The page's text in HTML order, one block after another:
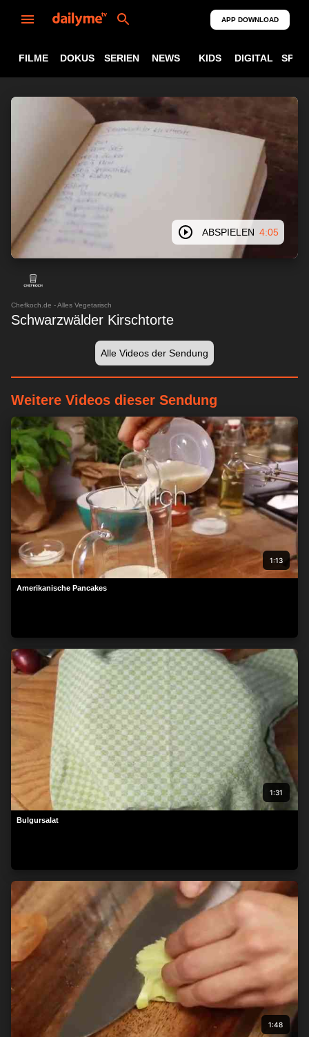
APP DOWNLOAD
FILME DOKUS SERIEN NEWS KIDS DIGITAL
ABSPIELEN 4:05
Chefkoch.de - Alles Vegetarisch
Schwarzwälder Kirschtorte
Alle Videos der Sendung
Weitere Videos dieser Sendung
1:13
Amerikanische Pancakes
1:31
Bulgursalat
1:48